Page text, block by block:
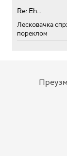
Re: Eh...
Лесковачка
пореклом